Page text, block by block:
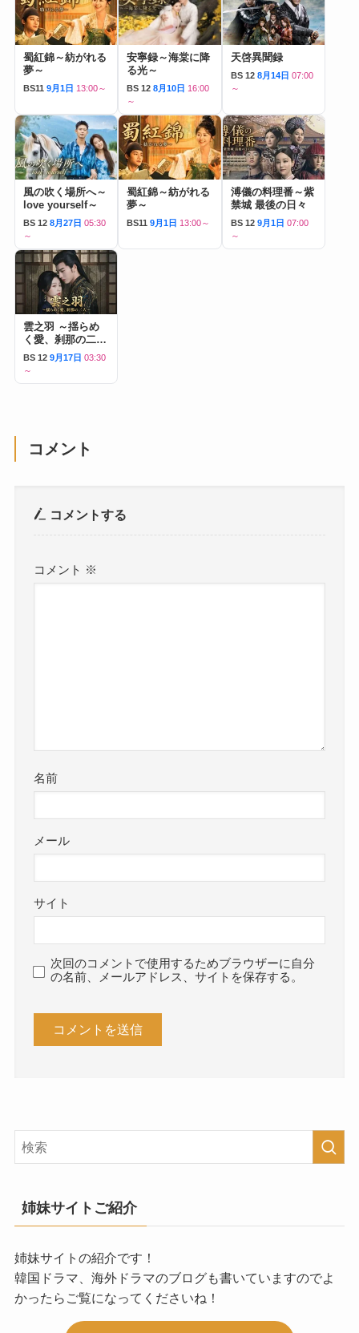
蜀紅錦～紡がれる
夢～
BS11 9月1日 13:00～
安寧録～海棠に降
る光～
BS 12 8月10日 16:00
～
天啓異聞録
BS 12 8月14日 07:00
～
風の吹く場所へ～
love yourself～
BS 12 8月27日 05:30
～
蜀紅錦～紡がれる
夢～
BS11 9月1日 13:00～
溥儀の料理番～紫
禁城 最後の日々
BS 12 9月1日 07:00
～
雲之羽 ～揺らめ
く愛、刹那の二人
～
BS 12 9月17日 03:30
～
コメント
コメントする
コメント ※
名前
メール
サイト
次回のコメントで使用するためブラウザーに自分
の名前、メールアドレス、サイトを保存する。
姉妹サイトご紹介
姉妹サイトの紹介です！
韓国ドラマ、海外ドラマのブログも書いていますのでよ
かったらご覧になってくださいね！